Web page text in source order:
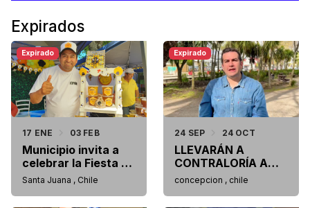
Expirados
17 ENE 03 FEB
Municipio invita a
celebrar la Fiesta de
la Miel en Santa
Santa Juana , Chile
Expirado
24 SEP 24 OCT
LLEVARÁN A
CONTRALORÍA A
MUNICIPIO
PENQUISTA POR
concepcion , chile
Expirado